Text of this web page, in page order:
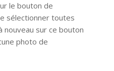
le bouton de
sélectionner toutes
nouveau sur ce bouton
photo de